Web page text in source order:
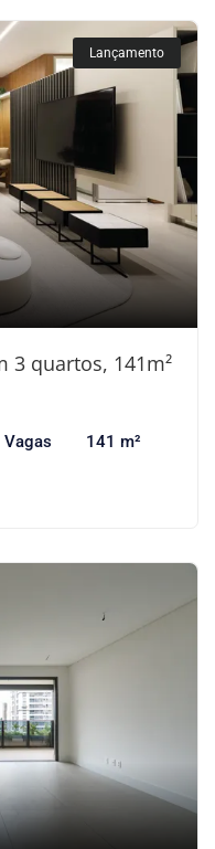
Lançamento
3 quartos, 141m²
Vagas 141 m²